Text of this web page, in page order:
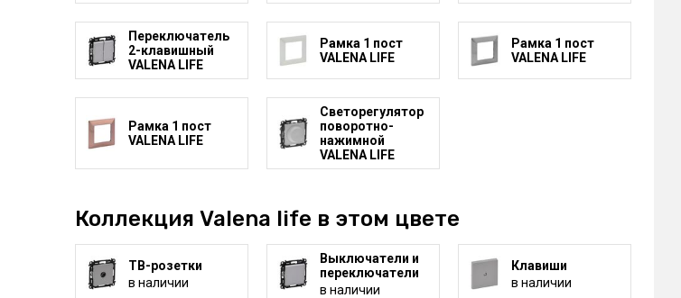
Переключатель
2-клавишный
VALENA LIFE
Рамка 1 пост
VALENA LIFE
Рамка 1 пост
VALENA LIFE
Рамка 1 пост
VALENA LIFE
Светорегулятор
поворотно-
нажимной
VALENA LIFE
Коллекция Valena life в этом цвете
ТВ-розетки
в наличии
Выключатели и
переключатели
в наличии
Клавиши
в наличии